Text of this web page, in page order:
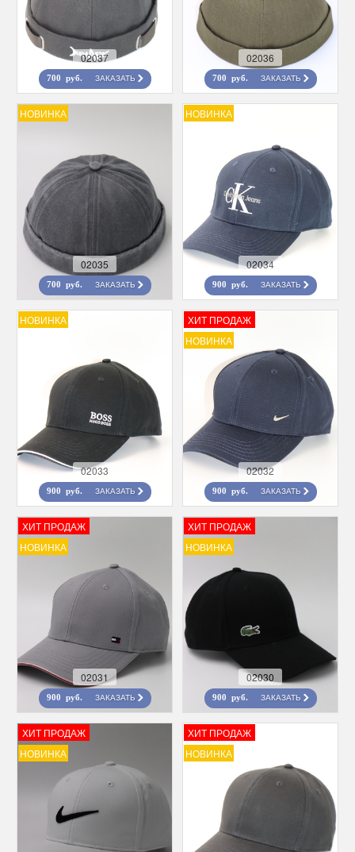
02037
700 руб. ЗАКАЗАТЬ
02036
700 руб. ЗАКАЗАТЬ
НОВИНКА
02035
700 руб. ЗАКАЗАТЬ
НОВИНКА
02034
900 руб. ЗАКАЗАТЬ
НОВИНКА
02033
900 руб. ЗАКАЗАТЬ
ХИТ ПРОДАЖ
НОВИНКА
02032
900 руб. ЗАКАЗАТЬ
ХИТ ПРОДАЖ
НОВИНКА
02031
900 руб. ЗАКАЗАТЬ
ХИТ ПРОДАЖ
НОВИНКА
02030
900 руб. ЗАКАЗАТЬ
ХИТ ПРОДАЖ
НОВИНКА
ХИТ ПРОДАЖ
НОВИНКА